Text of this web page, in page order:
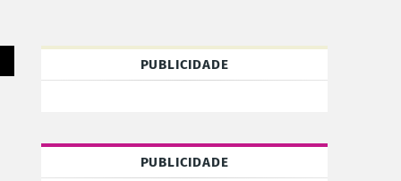
PUBLICIDADE
PUBLICIDADE